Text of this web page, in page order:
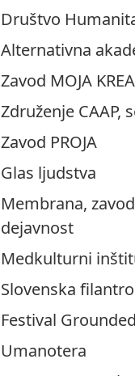
Društvo
Alternativna
Zavod MOJA
Združenje CAAP,
Zavod PROJA
Glas ljudstva
Membrana,
dejavnost
Medkulturni
Slovenska
Festival Grounded
Umanotera